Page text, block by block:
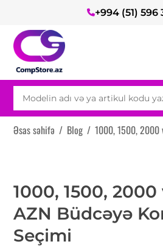
+994 (51) 596
Əsas səhifə / Blog / 1000, 1500, 2000
1000, 1500,
AZN Büdcəyə
Seçimi